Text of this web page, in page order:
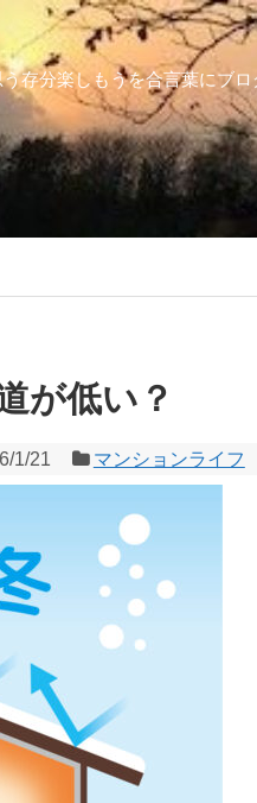
存分楽しもうを合言葉にブ
が低い？
1/21 マンションライフ